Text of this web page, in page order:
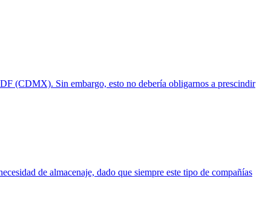
(CDMX). Sin embargo, esto no debería obligarnos a prescindir
de almacenaje, dado que siempre este tipo de compañías